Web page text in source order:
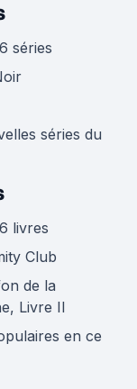
séries
séries du
livres
Club
de la
Livre II
en ce